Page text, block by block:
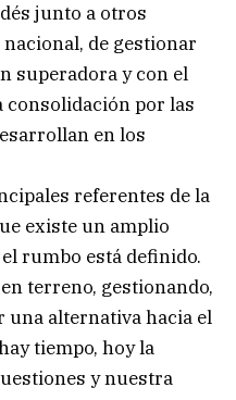
junto a otros
de gestionar
superadora y con el
consolidación por las
en los
referentes de la
existe un amplio
rumbo está definido.
terreno, gestionando,
una alternativa hacia el
tiempo, hoy la
y nuestra